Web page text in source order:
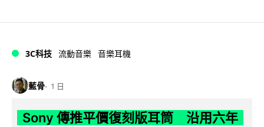
3C科技 流動音樂 音樂耳機
藍骨 1 日
Sony 傳推平價復刻版耳筒 沿用六年